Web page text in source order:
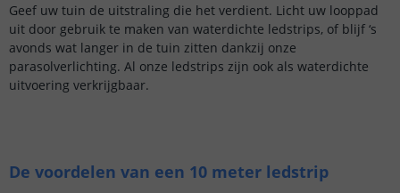
Geef uw tuin de uitstraling die het verdient. Licht uw looppad
uit door gebruik te maken van waterdichte ledstrips, of blijf ‘s
avonds wat langer in de tuin zitten dankzij onze
parasolverlichting. Al onze ledstrips zijn ook als waterdichte
uitvoering verkrijgbaar.
De voordelen van een 10 meter ledstrip